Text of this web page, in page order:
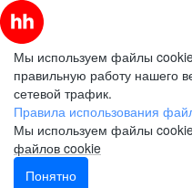
Мы используем файлы
правильную работу нашего
сетевой трафик.
Правила использования
Мы используем файлы
файлов cookie
Понятно